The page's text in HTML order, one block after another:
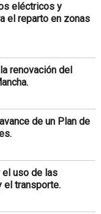
eléctricos y
el reparto en zonas
renovación del
de un Plan de
el uso de las
el transporte.